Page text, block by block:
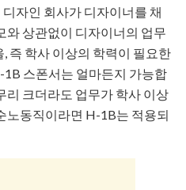
자인 회사가 디자이너를 채
와 상관없이 디자이너의 업무
즉 학사 이상의 학력이 필요한
스폰서는 얼마든지 가능합
리 크더라도 업무가 학사 이상
노동직이라면 H-1B는 적용되